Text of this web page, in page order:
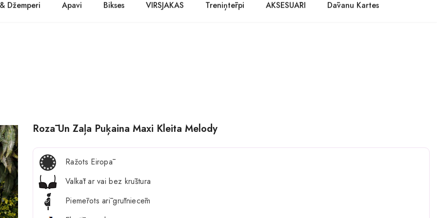
PASŪTĪT TŪLĪT! Prece tiks piegādāta 1-3 dienu laikā.
Džemperi Apavi Bikses VIRSJAKAS Treniņtērpi AKSESUĀRI Dāvanu Kartes
Rozā Un Zaļa Puķaina Maxi Kleita Melody
Ražots Eiropā
Valkāt ar vai bez krūštura
Piemērots arī grūtniecēm